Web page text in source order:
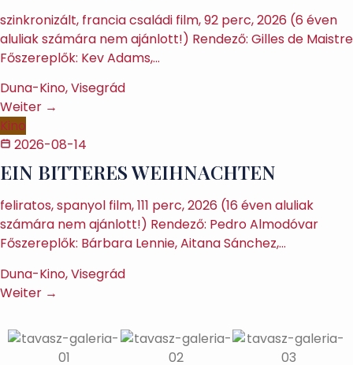
szinkronizált, francia családi film, 92 perc, 2026 (6 éven
aluliak számára nem ajánlott!) Rendező: Gilles de Maistre
Főszereplők: Kev Adams,…
Duna-Kino, Visegrád
Weiter →
Kino
2026-08-14
EIN BITTERES WEIHNACHTEN
feliratos, spanyol film, 111 perc, 2026 (16 éven aluliak
számára nem ajánlott!) Rendező: Pedro Almodóvar
Főszereplők: Bárbara Lennie, Aitana Sánchez,…
Duna-Kino, Visegrád
Weiter →